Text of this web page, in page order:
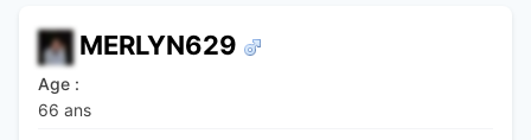
MERLYN629
Age :
66 ans